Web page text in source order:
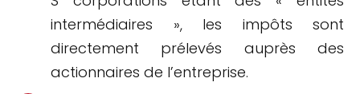
intermédiaires », les impôts sont
directement prélevés auprès des
actionnaires de l’entreprise.